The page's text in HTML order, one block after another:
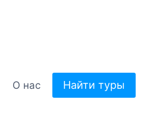
О нас Найти туры